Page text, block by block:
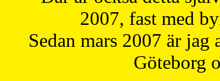
2007, fast med
Sedan mars 2007 är
Göteborg